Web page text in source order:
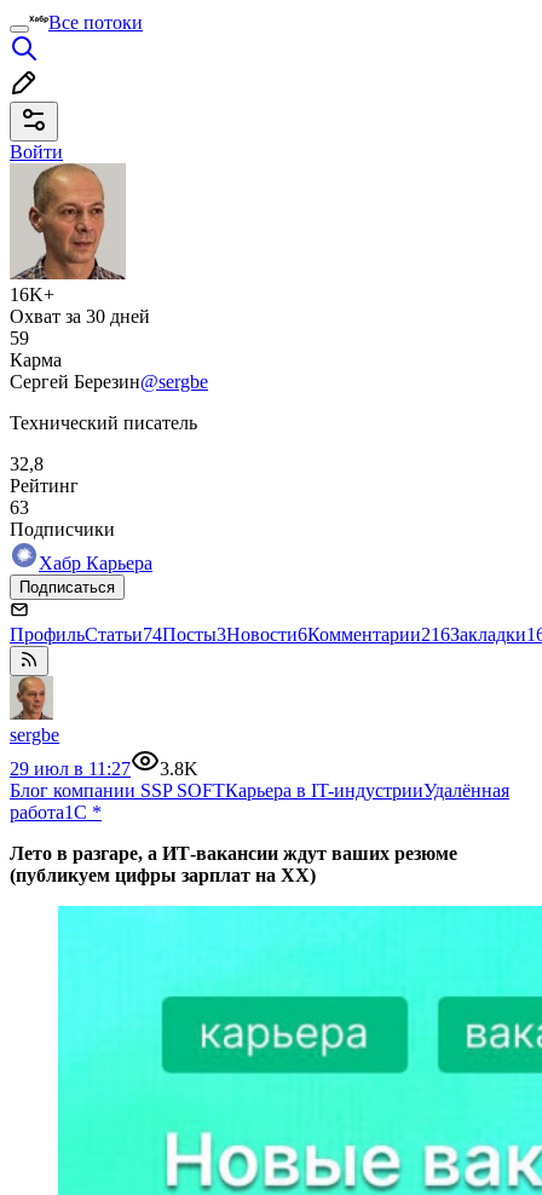
Все потоки
Войти
16K+
Охват за 30 дней
59
Карма
Сергей Березин@sergbe
Технический писатель
32,8
Рейтинг
63
Подписчики
Хабр Карьера
Подписаться
ПрофильСтатьи74Посты3Новости6Комментарии216Закладки
sergbe
29 июл в 11:27
3.8K
Блог компании SSP SOFTКарьера в IT-индустрииУдалённая
работа1С *
Лето в разгаре, а ИТ-вакансии ждут ваших резюме
(публикуем цифры зарплат на ХХ)